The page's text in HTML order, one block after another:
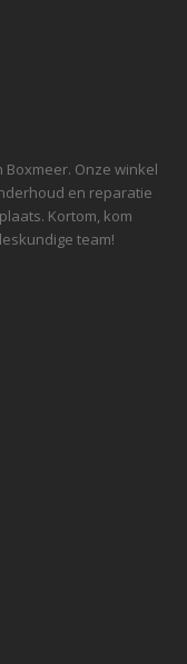
Onze winkel
en reparatie
Kortom, kom
team!